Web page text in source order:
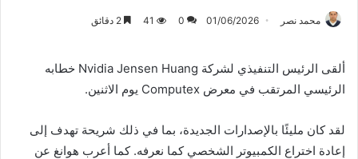
محمد نصر 01/06/2026
0
41
ألقى الرئيس التنفيذي لشركة Nvidia Jensen Huang خطابه
الرئيسي المرتقب في معرض Computex يوم الاثنين.
لقد كان مليئًا بالإصدارات الجديدة، بما في ذلك شريحة تهدف إلى
إعادة اختراع الكمبيوتر الشخصي كما نعرفه. كما أعرب هوانغ عن